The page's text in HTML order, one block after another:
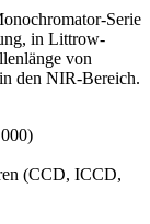
Serie
in Littrow-
von
den NIR-Bereich.
(CCD, ICCD,